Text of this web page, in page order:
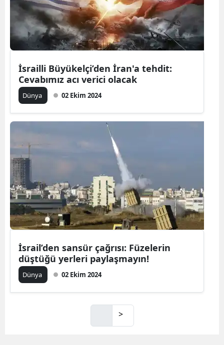
İsrailli Büyükelçi’den İran'a tehdit:
Cevabımız acı verici olacak
Dünya 02 Ekim 2024
İsrail’den sansür çağrısı: Füzelerin
düştüğü yerleri paylaşmayın!
Dünya 02 Ekim 2024
>